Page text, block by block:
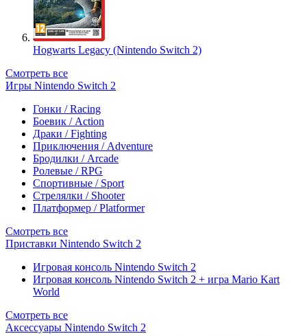
Hogwarts Legacy (Nintendo Switch 2)
Смотреть все
Игры Nintendo Switch 2
Гонки / Racing
Боевик / Action
Драки / Fighting
Приключения / Adventure
Бродилки / Arcade
Ролевые / RPG
Спортивные / Sport
Стрелялки / Shooter
Платформер / Platformer
Смотреть все
Приставки Nintendo Switch 2
Игровая консоль Nintendo Switch 2
Игровая консоль Nintendo Switch 2 + игра Mario Kart
World
Смотреть все
Аксессуары Nintendo Switch 2